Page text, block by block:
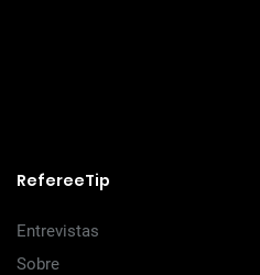
RefereeTip
Entrevistas
Sobre